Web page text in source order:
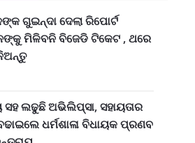
ଗୁଇନ୍ଦା ଦେଲା ରିପୋର୍ଟ
ମିଳିବନି ବିଜେଡି ଟିକେଟ , ଥରେ
ଲଢୁଛି ଅଭିଲିପ୍ସା, ସହାୟତାର
ଧର୍ମଶାଳା ବିଧାୟକ ପ୍ରଣବ